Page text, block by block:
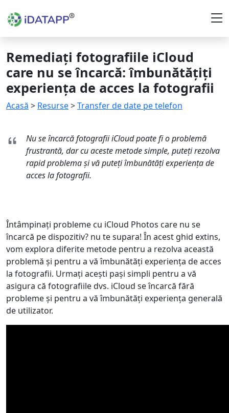
Remediați fotografiile iCloud
care nu se încarcă: îmbunătățiți
experiența de acces la fotografii
Acasă > Resurse>Transfer de date pe telefon
Nu se încarcă fotografii iCloud poate fi o problemă
frustrantă, dar cu aceste metode simple, puteți rezolva
rapid problema și vă puteți îmbunătăți experiența de
acces la fotografii.
Întâmpinați probleme cu iCloud Photos care nu se
încarcă pe dispozitiv? nu te supara! În acest ghid extins,
vom explora diferite metode pentru a rezolva această
problemă și pentru a vă îmbunătăți experiența de acces
la fotografii. Urmați acești pași simpli pentru a vă
asigura că fotografiile dvs. iCloud se încarcă fără
probleme și pentru a vă îmbunătăți experiența generală
de utilizator.